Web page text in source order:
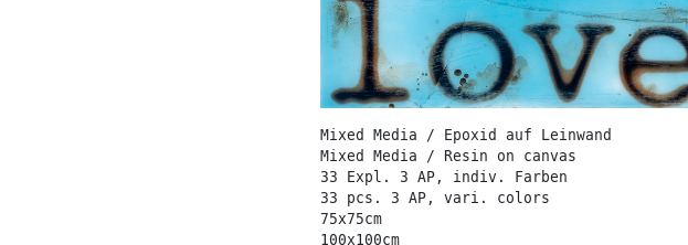
Mixed Media / Epoxid auf Leinwand
Mixed Media / Resin on canvas
33 Expl. 3 AP, indiv. Farben
33 pcs. 3 AP, vari. colors
75x75cm
100x100cm